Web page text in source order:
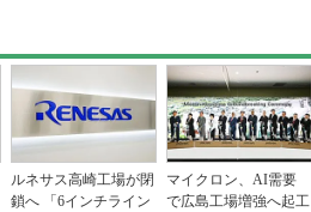
ルネサス高崎工場が閉
鎖へ 「6インチライン
マイクロン、AI需要
で広島工場増強へ起工